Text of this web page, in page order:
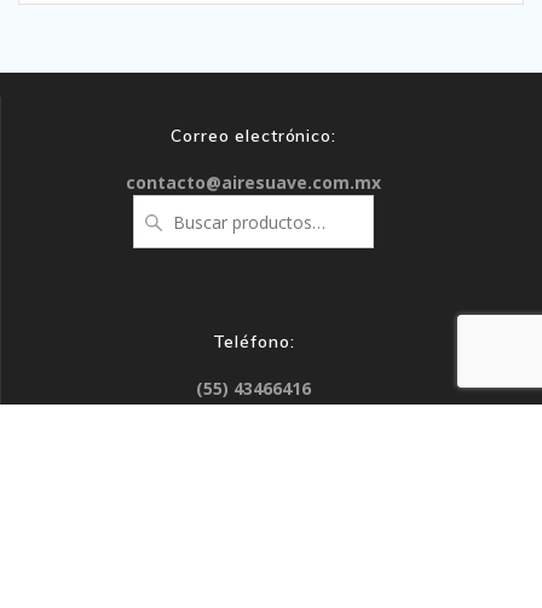
Correo electrónico:
contacto@airesuave.com.mx
por:
Teléfono:
(55) 43466416